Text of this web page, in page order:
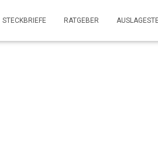
STECKBRIEFE RATGEBER